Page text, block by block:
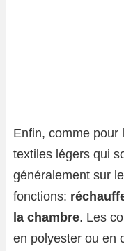
Enfin, comme pour
textiles légers qui
généralement sur
fonctions:
la chambre. Les
en polyester ou en